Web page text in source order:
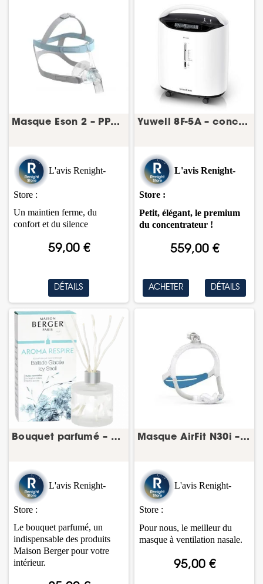
Masque Eson 2 – PPC nasal – Fisher & Paykel
59,00 €
L'avis Renight-
Store :
Un maintien ferme, du
confort et du silence
DÉTAILS
Yuwell 8F-5A – concentrateur d’oxygène 5 L
559,00 €
L'avis Renight-
Store :
Petit, élégant, le premium
du concentrateur !
ACHETER DÉTAILS
Bouquet parfumé – Collection Aroma
L'avis Renight-
Store :
Le bouquet parfumé, un
indispensable des produits
Maison Berger pour votre
intérieur.
Masque AirFit N30i – PPC nasal – ResMed
95,00 €
L'avis Renight-
Store :
Pour nous, le meilleur du
masque à ventilation nasale.